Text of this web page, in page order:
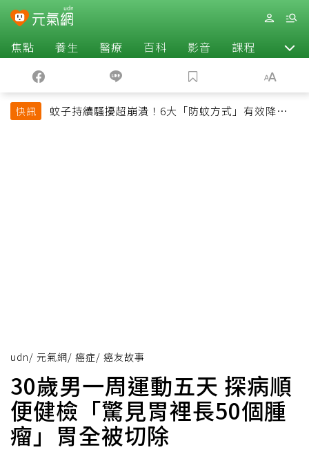
焦點 養生 醫療 百科 影音 課程 退休
快訊
蚊子持續騷擾超崩潰！6大「防蚊方式」有效降低被
udn/ 元氣網/ 癌症/ 癌友故事
30歲男一周運動五天 探病順
便健檢「驚見胃裡長50個腫
瘤」胃全被切除